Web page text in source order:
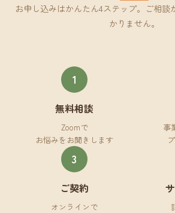
お申し込みはかんたん4ステップ。ご相談
かりません。
1
無料相談
Zoomで
お悩みをお聞きします
事
3
ご契約
オンラインで